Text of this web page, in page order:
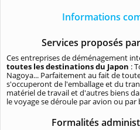
Informations
Services proposés
Ces entreprises de déménagement
toutes les destinations du Japon :
Nagoya... Parfaitement au fait de
s'occuperont de l'emballage et du
matériel de travail et d'autres biens
le voyage se déroule par avion ou par
Formalités